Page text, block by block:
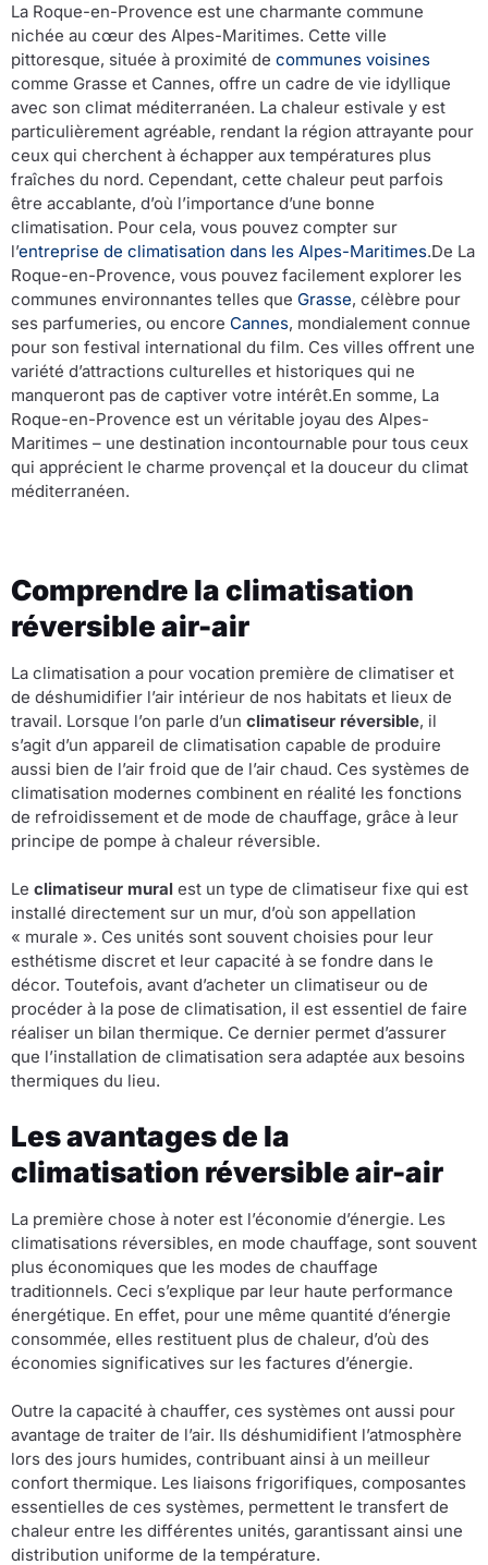
La Roque-en-Provence est une charmante commune
nichée au cœur des Alpes-Maritimes. Cette ville
pittoresque, située à proximité de communes voisines
comme Grasse et Cannes, offre un cadre de vie idyllique
avec son climat méditerranéen. La chaleur estivale y est
particulièrement agréable, rendant la région attrayante pour
ceux qui cherchent à échapper aux températures plus
fraîches du nord. Cependant, cette chaleur peut parfois
être accablante, d’où l’importance d’une bonne
climatisation. Pour cela, vous pouvez compter sur
l’entreprise de climatisation dans les Alpes-Maritimes.De La
Roque-en-Provence, vous pouvez facilement explorer les
communes environnantes telles que Grasse, célèbre pour
ses parfumeries, ou encore Cannes, mondialement connue
pour son festival international du film. Ces villes offrent une
variété d’attractions culturelles et historiques qui ne
manqueront pas de captiver votre intérêt.En somme, La
Roque-en-Provence est un véritable joyau des Alpes-
Maritimes – une destination incontournable pour tous ceux
qui apprécient le charme provençal et la douceur du climat
méditerranéen.
Comprendre la climatisation
réversible air-air
La climatisation a pour vocation première de climatiser et
de déshumidifier l’air intérieur de nos habitats et lieux de
travail. Lorsque l’on parle d’un climatiseur réversible, il
s’agit d’un appareil de climatisation capable de produire
aussi bien de l’air froid que de l’air chaud. Ces systèmes de
climatisation modernes combinent en réalité les fonctions
de refroidissement et de mode de chauffage, grâce à leur
principe de pompe à chaleur réversible.
Le climatiseur mural est un type de climatiseur fixe qui est
installé directement sur un mur, d’où son appellation
« murale ». Ces unités sont souvent choisies pour leur
esthétisme discret et leur capacité à se fondre dans le
décor. Toutefois, avant d’acheter un climatiseur ou de
procéder à la pose de climatisation, il est essentiel de faire
réaliser un bilan thermique. Ce dernier permet d’assurer
que l’installation de climatisation sera adaptée aux besoins
thermiques du lieu.
Les avantages de la
climatisation réversible air-air
La première chose à noter est l’économie d’énergie. Les
climatisations réversibles, en mode chauffage, sont souvent
plus économiques que les modes de chauffage
traditionnels. Ceci s’explique par leur haute performance
énergétique. En effet, pour une même quantité d’énergie
consommée, elles restituent plus de chaleur, d’où des
économies significatives sur les factures d’énergie.
Outre la capacité à chauffer, ces systèmes ont aussi pour
avantage de traiter de l’air. Ils déshumidifient l’atmosphère
lors des jours humides, contribuant ainsi à un meilleur
confort thermique. Les liaisons frigorifiques, composantes
essentielles de ces systèmes, permettent le transfert de
chaleur entre les différentes unités, garantissant ainsi une
distribution uniforme de la température.